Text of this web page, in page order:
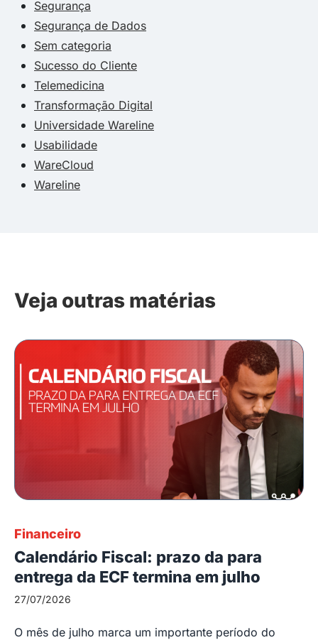
Segurança
Segurança de Dados
Sem categoria
Sucesso do Cliente
Telemedicina
Transformação Digital
Universidade Wareline
Usabilidade
WareCloud
Wareline
Veja outras matérias
Financeiro
Calendário Fiscal: prazo da para
entrega da ECF termina em julho
27/07/2026
O mês de julho marca um importante período do